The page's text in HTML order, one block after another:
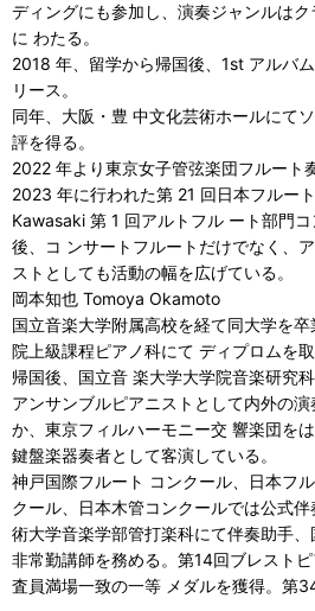
ディングにも参加し、演奏ジャンルは
に わたる。
2018 年、留学から帰国後、1st アルバ
リース。
同年、大阪・豊 中文化芸術ホールにて
評を得る。
2022 年より東京女子管弦楽団フルート
2023 年に行われた第 21 回日本フルー
Kawasaki 第 1 回アルトフル ート部門
後、コ ンサートフルートだけでなく、
ストとしても活動の幅を広げている。
岡本知也 Tomoya Okamoto
国立音楽大学附属高校を経て同大学を
院上級課程ピアノ科にて ディプロムを取
帰国後、国立音 楽大学大学院音楽研究科
アンサンブルピアニストとして内外の
か、東京フィルハーモニー交 響楽団を
鍵盤楽器奏者として客演している。
神戸国際フルート コンクール、日本フ
クール、日本木管コンクールでは公式
術大学音楽学部管打楽科にて伴奏助手
非常勤講師を務める。第14回ブレスト
査員満場一致の一等 メダルを獲得。第